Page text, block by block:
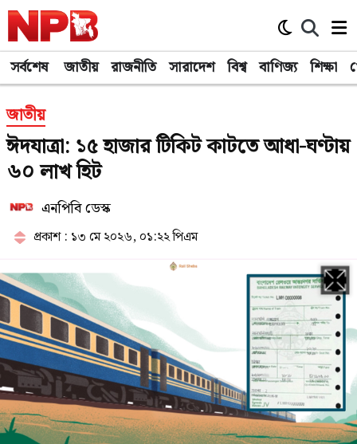
সর্বশেষ জাতীয় রাজনীতি সারাদেশ বিশ্ব বাণিজ্য শিক্ষা
জাতীয়
ঈদযাত্রা: ১৫ হাজার টিকিট কাটতে আধা-ঘণ্টায়
৬০ লাখ হিট
এনপিবি ডেস্ক
প্রকাশ : ১৩ মে ২০২৬, ০১:২২ পিএম